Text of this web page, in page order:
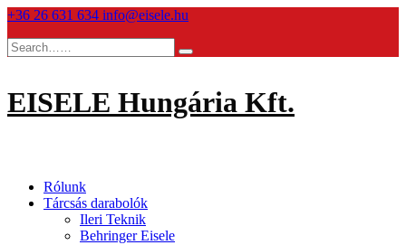
Skip
content
+36 26 631 634 info@eisele.hu
EISELE Hungária Kft.
Rólunk
Tárcsás darabolók
Ileri Teknik
Behringer Eisele